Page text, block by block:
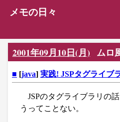
メモの日々
2001年09月10日(月) ムロ
■ [java] 実践! JSPタグライブ
JSPのタグライブラリの
うってことない。